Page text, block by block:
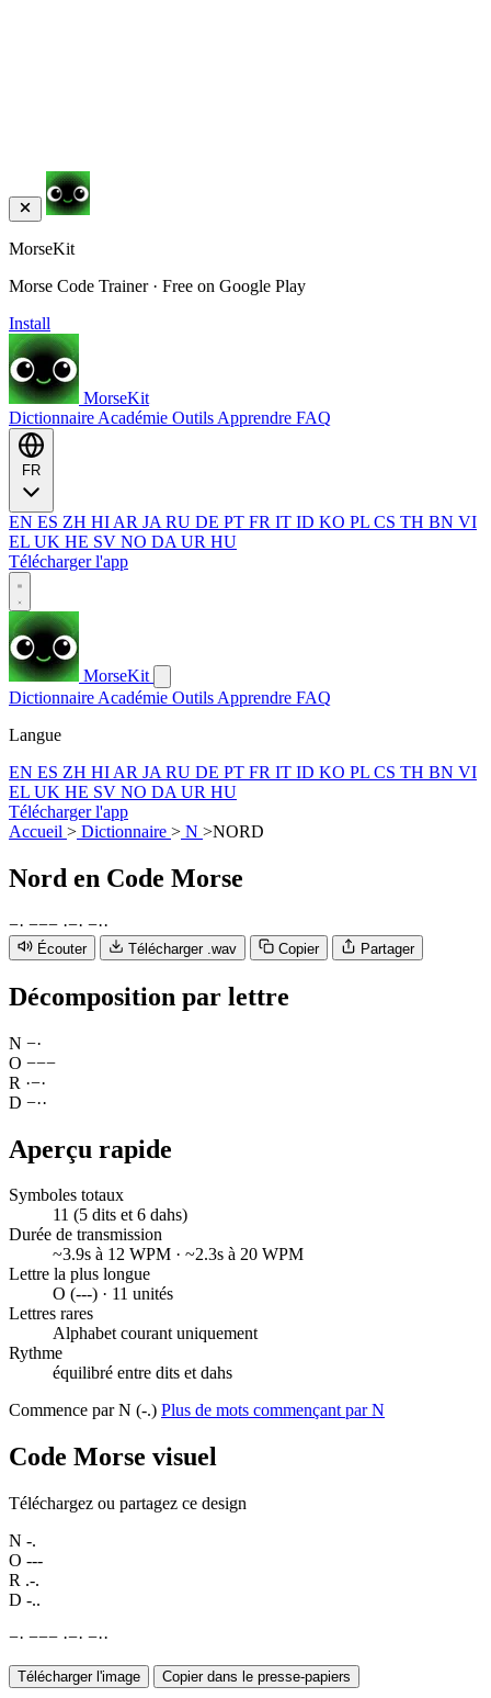
MorseKit
Morse Code Trainer · Free on Google Play
Install
MorseKit
Dictionnaire Académie Outils Apprendre FAQ
EN ES ZH HI AR JA RU DE PT FR IT ID KO PL CS TH BN VI
EL UK HE SV NO DA UR HU
Télécharger l'app
MorseKit
Dictionnaire Académie Outils Apprendre FAQ
Langue
EN ES ZH HI AR JA RU DE PT FR IT ID KO PL CS TH BN VI
EL UK HE SV NO DA UR HU
Télécharger l'app
Accueil > Dictionnaire > N >NORD
Nord en Code Morse
−· −−− ·−· −··
Écouter Télécharger .wav Copier Partager
Décomposition par lettre
N −·
O −−−
R ·−·
D −··
Aperçu rapide
Symboles totaux
11 (5 dits et 6 dahs)
Durée de transmission
~3.9s à 12 WPM · ~2.3s à 20 WPM
Lettre la plus longue
O (---) · 11 unités
Lettres rares
Alphabet courant uniquement
Rythme
équilibré entre dits et dahs
Commence par N (-.) Plus de mots commençant par N
Code Morse visuel
Téléchargez ou partagez ce design
N -.
O ---
R .-.
D -..
−· −−− ·−· −··
Télécharger l'image Copier dans le presse-papiers